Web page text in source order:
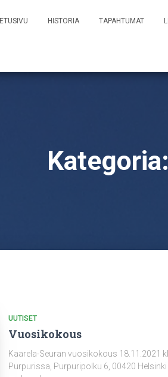
ETUSIVU HISTORIA TAPAHTUMAT
Kategoria:
UUTISET
Vuosikokous
Kaarela-Seuran vuosikokous 18.11.2021
Purpurissa, Purpuripolku 6, 00420